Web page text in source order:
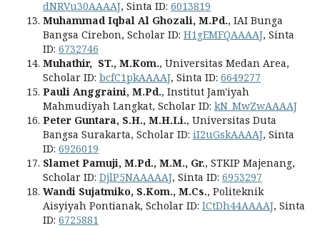
dNRVu30AAAAJ, Sinta ID: 6013819
Muhammad Iqbal Al Ghozali, M.Pd., IAI Bunga
Bangsa Cirebon, Scholar ID: H1gEMFQAAAAJ, Sinta
ID: 6732746
Muhathir, ST., M.Kom., Universitas Medan Area,
Scholar ID: bcfC1pkAAAAJ, Sinta ID: 6649277
Pauli Anggraini, M.Pd., Institut Jam'iyah
Mahmudiyah Langkat, Scholar ID: kN_MwZwAAAAJ
Peter Guntara, S.H., M.H.Li., Universitas Duta
Bangsa Surakarta, Scholar ID: iI2uGskAAAAJ, Sinta
ID: 6926019
Slamet Pamuji, M.Pd., M.M., Gr., STKIP Majenang,
Scholar ID: DjlP5NAAAAAJ, Sinta ID: 6953297
Wandi Sujatmiko, S.Kom., M.Cs., Politeknik
Aisyiyah Pontianak, Scholar ID: ICtDh44AAAAJ, Sinta
ID: 6725881